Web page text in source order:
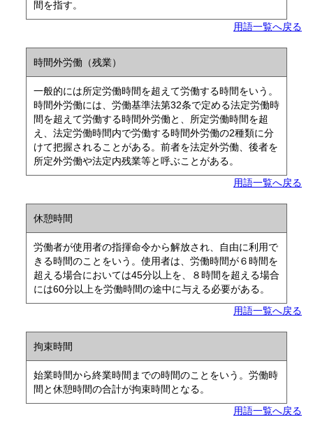
間を指す。
用語一覧へ戻る
時間外労働（残業）
一般的には所定労働時間を超えて労働する時間をいう。
時間外労働には、労働基準法第32条で定める法定労働時
間を超えて労働する時間外労働と、所定労働時間を超
え、法定労働時間内で労働する時間外労働の2種類に分
けて把握されることがある。前者を法定外労働、後者を
所定外労働や法定内残業等と呼ぶことがある。
用語一覧へ戻る
休憩時間
労働者が使用者の指揮命令から解放され、自由に利用で
きる時間のことをいう。使用者は、労働時間が６時間を
超える場合においては45分以上を、８時間を超える場合
には60分以上を労働時間の途中に与える必要がある。
用語一覧へ戻る
拘束時間
始業時間から終業時間までの時間のことをいう。労働時
間と休憩時間の合計が拘束時間となる。
用語一覧へ戻る